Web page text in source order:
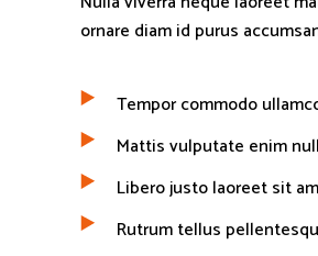
ornare diam id purus
Tempor commodo
Mattis vulputate enim
Libero justo laoreet sit
Rutrum tellus